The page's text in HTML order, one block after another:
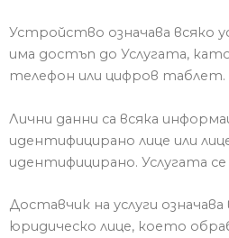
Устройство означава всяко
има достъп до Услугата,
телефон или цифров таблет.
Лични данни са всяка
идентифицирано лице или
идентифицирано. Услугата
Доставчик на услуги означава
юридическо лице, което